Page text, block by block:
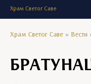
Храм Светог Саве
Храм Светог Саве » Вести